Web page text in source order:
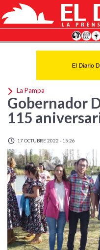
La Pampa
Gobernador
115
17 OCTUBRE 2022 - 15:26